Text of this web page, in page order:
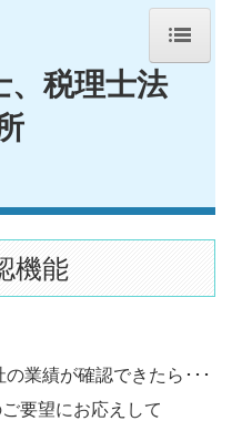
機能
の業績が確認できたら･･･
要望にお応えして